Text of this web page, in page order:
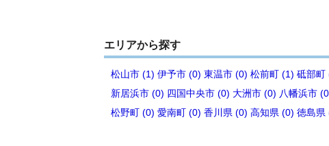
エリアから探す
松山市 (1) 伊予市 (0) 東温市 (0) 松前町 (1) 砥部町
新居浜市 (0) 四国中央市 (0) 大洲市 (0) 八幡浜市
松野町 (0) 愛南町 (0) 香川県 (0) 高知県 (0) 徳島県